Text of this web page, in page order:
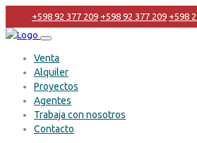
+598 92 377 209 +598 92 377 209 +598
Venta
Alquiler
Proyectos
Agentes
Trabaja con nosotros
Contacto